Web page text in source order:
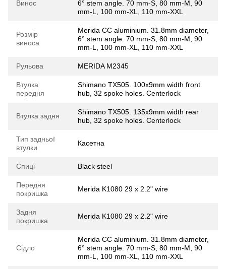
Винос
6° stem angle. 70 mm-S, 80 mm-M, 90
mm-L, 100 mm-XL, 110 mm-XXL
Розмір
виноса
Merida CC aluminium. 31.8mm diameter,
6° stem angle. 70 mm-S, 80 mm-M, 90
mm-L, 100 mm-XL, 110 mm-XXL
Рульова MERIDA M2345
Втулка
передня
Shimano TX505. 100x9mm width front
hub, 32 spoke holes. Centerlock
Втулка задня
Shimano TX505. 135x9mm width rear
hub, 32 spoke holes. Centerlock
Тип задньої
втулки
Касетна
Спиці Black steel
Передня
покришка
Merida K1080 29 x 2.2" wire
Задня
покришка
Merida K1080 29 x 2.2" wire
Сідло
Merida CC aluminium. 31.8mm diameter,
6° stem angle. 70 mm-S, 80 mm-M, 90
mm-L, 100 mm-XL, 110 mm-XXL